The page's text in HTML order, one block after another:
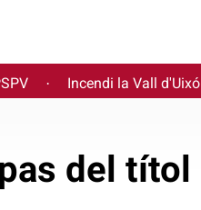
· Incendi la Vall d'Uixó
del títol